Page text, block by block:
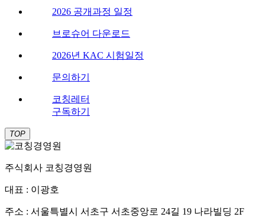
2026 공개과정 일정
브로슈어 다운로드
2026년 KAC 시험일정
문의하기
코칭레터
구독하기
TOP
주식회사 코칭경영원
대표 : 이광호
주소 : 서울특별시 서초구 서초중앙로 24길 19 나라빌딩 2F